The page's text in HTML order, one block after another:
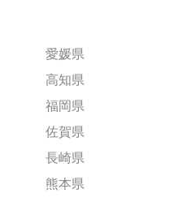
愛媛県
高知県
福岡県
佐賀県
長崎県
熊本県